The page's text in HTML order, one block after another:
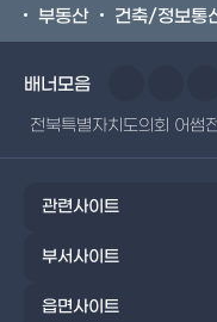
부동산
건축/정보통
배너모음
전북특별자치도의회 어썸
관련사이트
부서사이트
읍면사이트